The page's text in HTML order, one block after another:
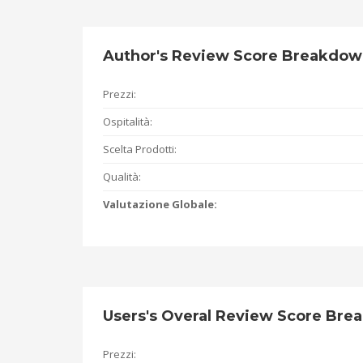
Author's Review Score
Prezzi:
Ospitalità:
Scelta Prodotti:
Qualità:
Valutazione Globale:
Users's Overal Review Score
Prezzi: